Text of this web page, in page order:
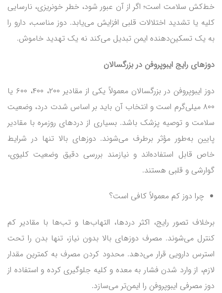
خط‌کش سلامت است؛ اگر از آن عبور شود، خطر خونریزی، نارسایی
کلیه یا تشدید اختلالات قلبی افزایش می‌یابد. دوز مناسب، دارو را
به یک تسکین‌دهنده ایمن تبدیل می‌کند نه یک تهدید خاموش.
دوزهای رایج ایبوپروفن در بزرگسالان
دوز ایبوپروفن در بزرگسالان معمولاً یکی از مقادیر ۲۰۰، ۴۰۰، ۶۰۰ یا
۸۰۰ میلی‌گرم است و انتخاب آن باید بر اساس شدت درد، وضعیت
سلامت و توصیه پزشک باشد. بسیاری از دردهای روزمره با مقادیر
پایین به‌طور مؤثر برطرف می‌شوند. دوزهای بالا تنها در شرایط
خاص قابل استفاده‌اند و نیازمند بررسی دقیق وضعیت کلیوی،
گوارشی و قلبی هستند.
چرا دوز کم معمولاً کافی است؟
برخلاف تصور رایج، اکثر دردها، التهاب‌ها و تب‌ها با مقادیر کم
کنترل می‌شوند. مصرف دوزهای بالا بدون نیاز، تنها بدن را تحت
استرس دارویی قرار می‌دهد. محدود کردن مصرف به کمترین مقدار
لازم، از وارد شدن فشار به معده و کلیه جلوگیری کرده و استفاده از
دوز مصرفی ایبوپروفن را ایمن‌تر می‌سازد.